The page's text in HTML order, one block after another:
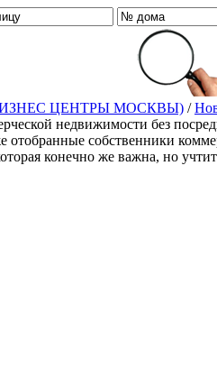
ЦЕНТРЫ МОСКВЫ) /
недвижимости без
отобранные собственники
конечно же важна, но